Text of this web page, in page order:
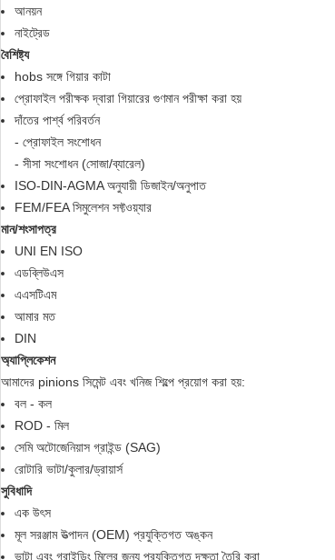
আনয়ন
নাইট্রেড
বৈশিষ্ট্য
hobs সঙ্গে গিয়ার কাটা
প্রোফাইল পরীক্ষক দ্বারা গিয়ারের গুণমান পরীক্ষা করা হয়
দাঁতের পার্শ্ব পরিবর্তন
- প্রোফাইল সংশোধন
- সীসা সংশোধন (সোজা/ব্যারেল)
ISO-DIN-AGMA অনুযায়ী ডিজাইন/অনুপাত
FEM/FEA সিমুলেশন সফ্টওয়্যার
মান/শংসাপত্র
UNI EN ISO
এডব্লিউএস
এএসটিএম
আমার মত
DIN
অ্যাপ্লিকেশন
আমাদের pinions সিমেন্ট এবং খনিজ শিল্পে প্রয়োগ করা হয়:
বল - কল
ROD - মিল
সেমি অটোজেনিয়াস গ্রাইন্ড (SAG)
রোটারি ভাটা/কুলার/ড্রায়ার্স
সুবিধাদি
এক উৎস
মূল সরঞ্জাম উত্পাদন (OEM) প্রযুক্তিগত অঙ্কন
ভাটা এবং গ্রাইন্ডিং মিলের জন্য প্রযুক্তিগত দক্ষতা তৈরি করা